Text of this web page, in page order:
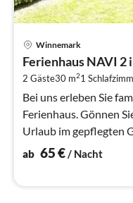
Winnemark
Ferienhaus NAVI 2
2 Gäste30 m21
Bei uns erleben Sie
Ferienhaus. Gönnen
Urlaub im gepflegten
ab 65€/ Nacht